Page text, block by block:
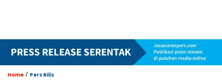
Home / Pers Rilis